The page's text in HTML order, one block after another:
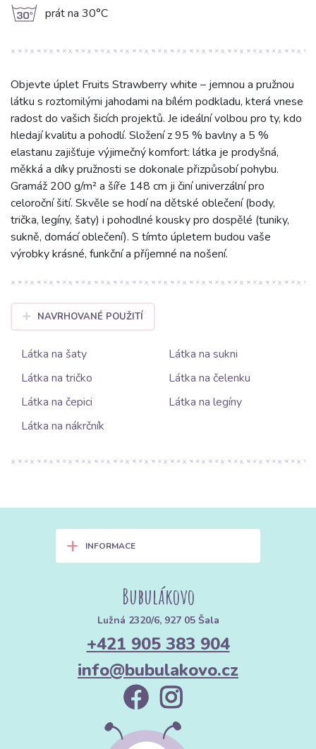
g prát na 30°C
Objevte úplet Fruits Strawberry white – jemnou a pružnou
látku s roztomilými jahodami na bílém podkladu, která vnese
radost do vašich šicích projektů. Je ideální volbou pro ty, kdo
hledají kvalitu a pohodlí. Složení z 95 % bavlny a 5 %
elastanu zajišťuje výjimečný komfort: látka je prodyšná,
měkká a díky pružnosti se dokonale přizpůsobí pohybu.
Gramáž 200 g/m² a šíře 148 cm ji činí univerzální pro
celoroční šití. Skvěle se hodí na dětské oblečení (body,
trička, legíny, šaty) i pohodlné kousky pro dospělé (tuniky,
sukně, domácí oblečení). S tímto úpletem budou vaše
výrobky krásné, funkční a příjemné na nošení.
NAVRHOVANÉ POUŽITÍ
Látka na šaty
Látka na sukni
Látka na tričko
Látka na čelenku
Látka na čepici
Látka na legíny
Látka na nákrčník
+ INFORMACE
Bubulákovo
Lužná 2320/6, 927 05 Šala
+421 905 383 904
info@bubulakovo.cz